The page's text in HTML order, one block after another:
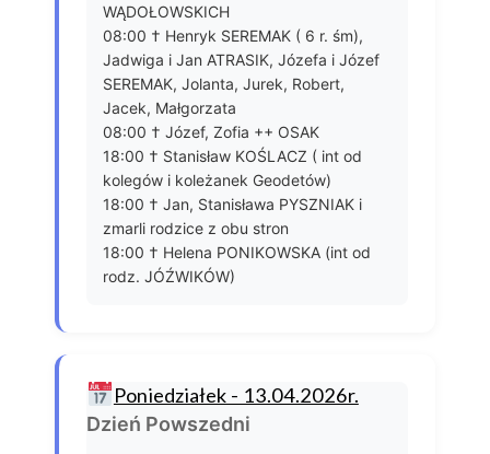
WĄDOŁOWSKICH
08:00 † Henryk SEREMAK ( 6 r. śm),
Jadwiga i Jan ATRASIK, Józefa i Józef
SEREMAK, Jolanta, Jurek, Robert,
Jacek, Małgorzata
08:00 † Józef, Zofia ++ OSAK
18:00 † Stanisław KOŚLACZ ( int od
kolegów i koleżanek Geodetów)
18:00 † Jan, Stanisława PYSZNIAK i
zmarli rodzice z obu stron
18:00 † Helena PONIKOWSKA (int od
rodz. JÓŹWIKÓW)
Poniedziałek - 13.04.2026r.
Dzień Powszedni